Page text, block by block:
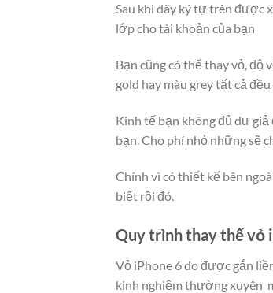
Sau khi dãy ký tự trên được
lớp cho tài khoản của bạn
Bạn cũng có thể thay vỏ, độ
gold hay màu grey tất cả
Kinh tế bạn không đủ dư
bạn. Cho phí nhỏ những sẽ
Chính vì có thiết kế bên
biết rồi đó.
Quy trình thay thế vỏ
Vỏ iPhone 6 do được gắn
kinh nghiệm thường xuyên